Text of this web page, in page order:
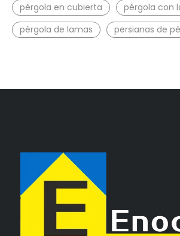
pérgola en cubierta
pérgola con
pérgola de lamas
persianas de